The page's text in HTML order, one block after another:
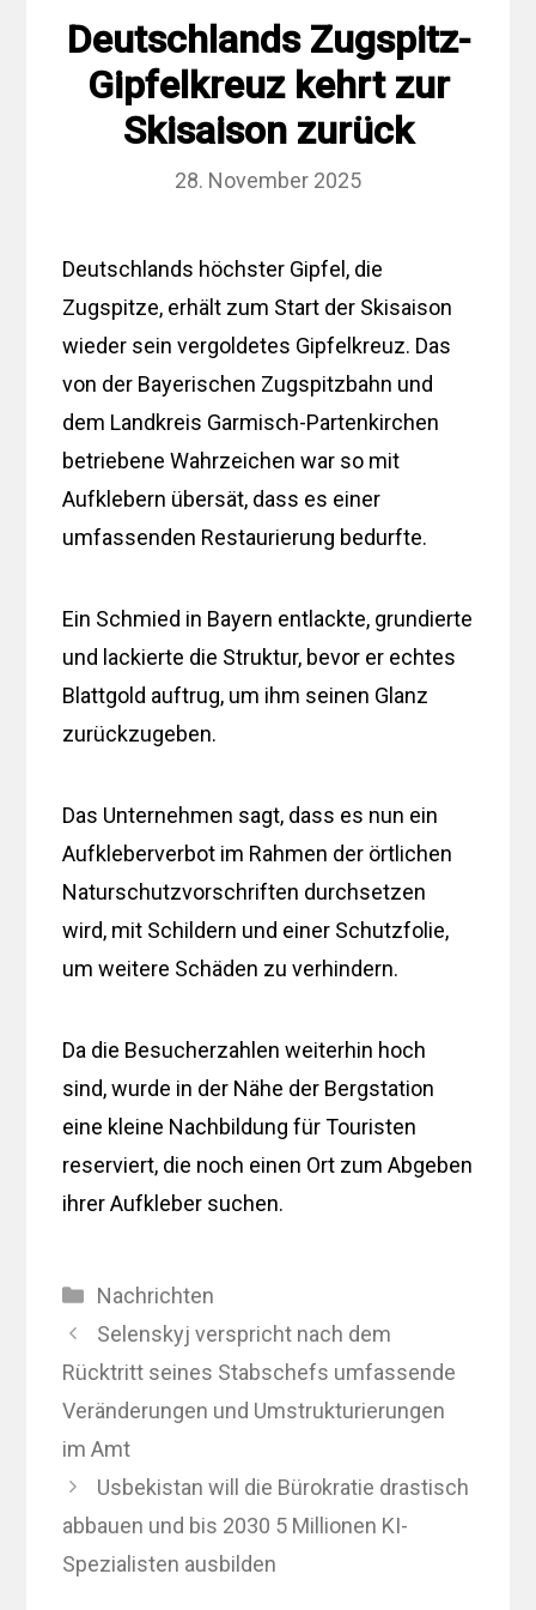
Deutschlands Zugspitz-
Gipfelkreuz kehrt zur
Skisaison zurück
28. November 2025
Deutschlands höchster Gipfel, die
Zugspitze, erhält zum Start der Skisaison
wieder sein vergoldetes Gipfelkreuz. Das
von der Bayerischen Zugspitzbahn und
dem Landkreis Garmisch-Partenkirchen
betriebene Wahrzeichen war so mit
Aufklebern übersät, dass es einer
umfassenden Restaurierung bedurfte.
Ein Schmied in Bayern entlackte, grundierte
und lackierte die Struktur, bevor er echtes
Blattgold auftrug, um ihm seinen Glanz
zurückzugeben.
Das Unternehmen sagt, dass es nun ein
Aufkleberverbot im Rahmen der örtlichen
Naturschutzvorschriften durchsetzen
wird, mit Schildern und einer Schutzfolie,
um weitere Schäden zu verhindern.
Da die Besucherzahlen weiterhin hoch
sind, wurde in der Nähe der Bergstation
eine kleine Nachbildung für Touristen
reserviert, die noch einen Ort zum Abgeben
ihrer Aufkleber suchen.
Kategorien
Nachrichten
Selenskyj verspricht nach dem
Rücktritt seines Stabschefs umfassende
Veränderungen und Umstrukturierungen
im Amt
Usbekistan will die Bürokratie drastisch
abbauen und bis 2030 5 Millionen KI-
Spezialisten ausbilden